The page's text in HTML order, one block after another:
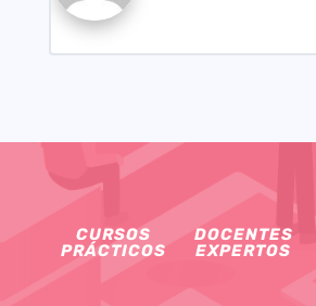
CURSOS
PRÁCTICOS
DOCENTES
EXPERTOS